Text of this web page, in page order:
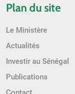
Plan du site
Le Ministère
Actualités
Investir au Sénégal
Publications